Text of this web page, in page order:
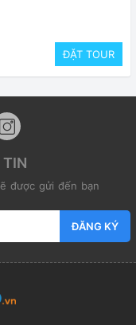
ĐẶT TOUR
được gửi đến bạn
ĐĂNG KÝ